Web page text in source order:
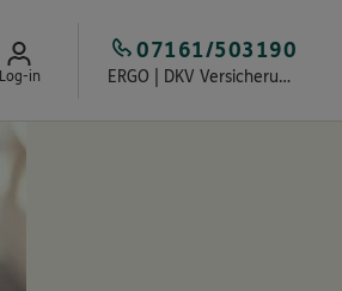
Log-in ERGO | DKV Versicherung Mundorff & von Lünenschloß
07161/503190